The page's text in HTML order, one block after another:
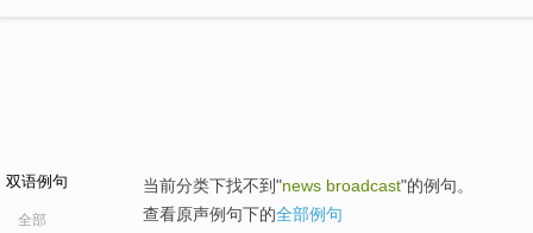
双语例句
全部
当前分类下找不到"news broadcast"的例句。
查看原声例句下的全部例句